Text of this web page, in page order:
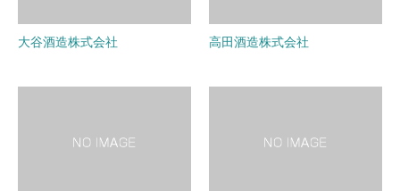
大谷酒造株式会社 高田酒造株式会社